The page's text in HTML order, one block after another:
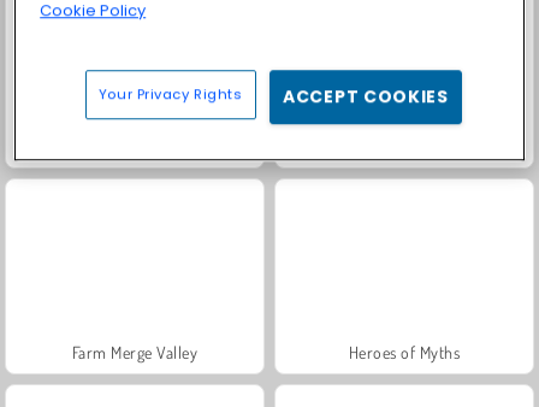
Farm Merge Valley Heroes of Myths
Cookie Policy
Your Privacy Rights ACCEPT COOKIES